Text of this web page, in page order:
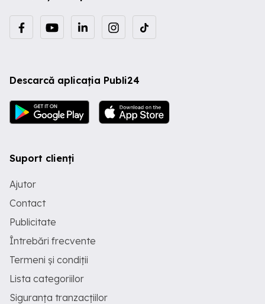
Descarcă aplicația Publi24
Suport clienți
Ajutor
Contact
Publicitate
Întrebări frecvente
Termeni și condiții
Lista categoriilor
Siguranța tranzacțiilor